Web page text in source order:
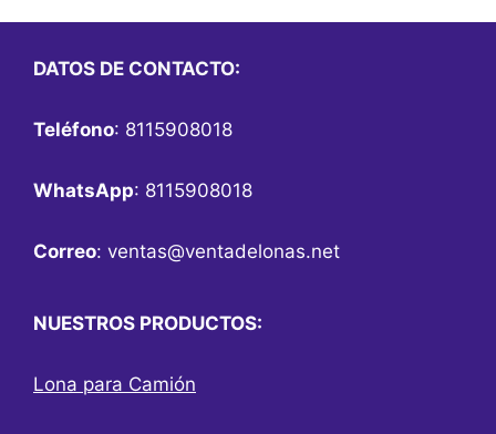
DATOS DE CONTACTO:
Teléfono: 8115908018
WhatsApp: 8115908018
Correo: ventas@ventadelonas.net
NUESTROS PRODUCTOS:
Lona para Camión